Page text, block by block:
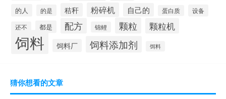
的人 的是 秸秆 粉碎机 自己的 蛋白质 设备
还不 都是 配方 锦鲤 颗粒 颗粒机
饲料 饲料厂 饲料添加剂 饵料
猜你想看的文章